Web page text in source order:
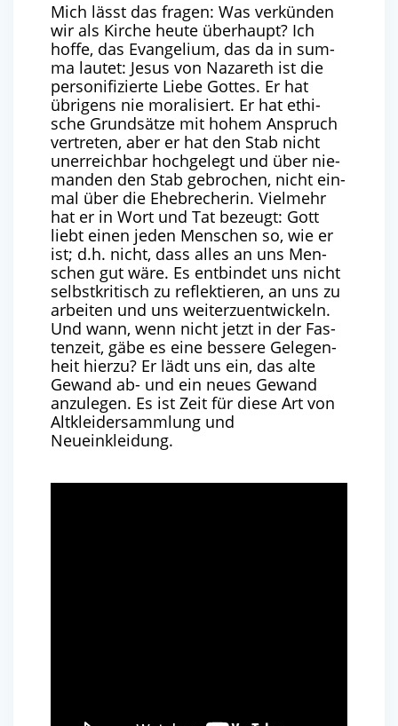
Mich lässt das fra­gen: Was ver­kün­den
wir als Kir­che heu­te über­haupt? Ich
hof­fe, das Evan­ge­li­um, das da in sum­
ma lau­tet: Jesus von Naza­reth ist die
per­so­ni­fi­zier­te Lie­be Got­tes. Er hat
übri­gens nie mora­li­siert. Er hat ethi­
sche Grund­sät­ze mit hohem Anspruch
ver­tre­ten, aber er hat den Stab nicht
uner­reich­bar hoch­ge­legt und über nie­
man­den den Stab gebro­chen, nicht ein­
mal über die Ehe­bre­che­rin. Viel­mehr
hat er in Wort und Tat bezeugt: Gott
liebt einen jeden Men­schen so, wie er
ist; d.h. nicht, dass alles an uns Men­
schen gut wäre. Es ent­bin­det uns nicht
selbst­kri­tisch zu reflek­tie­ren, an uns zu
arbei­ten und uns wei­ter­zu­ent­wi­ckeln.
Und wann, wenn nicht jetzt in der Fas­
ten­zeit, gäbe es eine bes­se­re Gele­gen­
heit hier­zu? Er lädt uns ein, das alte
Gewand ab- und ein neu­es Gewand
anzu­le­gen. Es ist Zeit für die­se Art von
Alt­klei­der­samm­lung und
Neueinkleidung.